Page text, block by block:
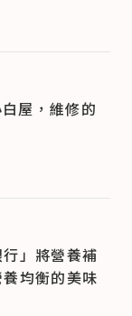
屋，維修的
」將營養補
均衡的美味